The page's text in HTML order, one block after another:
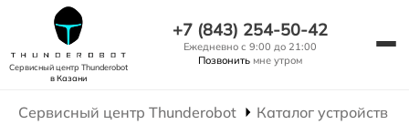
Сервисный центр Thunderobot
в Казани
+7 (843) 254-50-42
Ежедневно с 9:00 до 21:00
Позвонить мне утром
Сервисный центр Thunderobot Каталог устройств